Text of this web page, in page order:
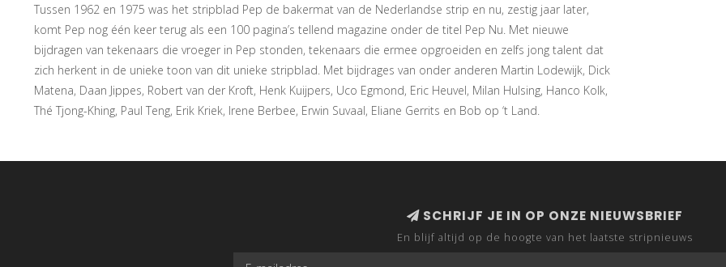
Tussen 1962 en 1975 was het stripblad Pep de bakermat van de Nederlandse strip en nu, zestig jaar later,
komt Pep nog één keer terug als een 100 pagina’s tellend magazine onder de titel Pep Nu. Met nieuwe
bijdragen van tekenaars die vroeger in Pep stonden, tekenaars die ermee opgroeiden en zelfs jong talent dat
zich herkent in de unieke toon van dit unieke stripblad. Met bijdrages van onder anderen Martin Lodewijk, Dick
Matena, Daan Jippes, Robert van der Kroft, Henk Kuijpers, Uco Egmond, Eric Heuvel, Milan Hulsing, Hanco Kolk,
Thé Tjong-Khing, Paul Teng, Erik Kriek, Irene Berbee, Erwin Suvaal, Eliane Gerrits en Bob op ‘t Land.
SCHRIJF JE IN OP ONZE NIEUWSBRIEF
En blijf altijd op de hoogte van het laatste stripnieuws